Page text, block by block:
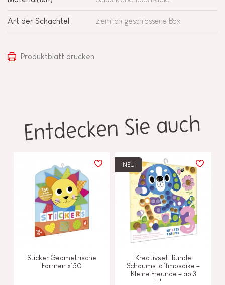
Art der Schachtel ziemlich geschlossene Box
Produktblatt drucken
Entdecken Sie auch
Sticker Geometrische
Formen x150
NEU
Kreativset: Runde
Schaumstoffmosaike –
Kleine Freunde – ab 3
Jahren